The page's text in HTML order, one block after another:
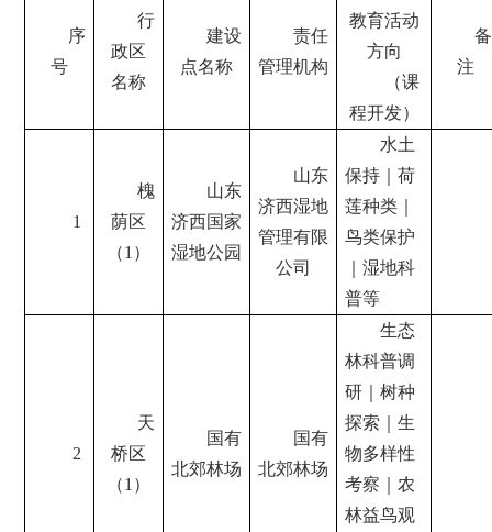
序
号
行
政区
名称
建设
点名称
责任
管理机构
教育活动
方向
（课
程开发）
备
注
1
槐
荫区
（1）
山东
济西国家
湿地公园
山东
济西湿地
管理有限
公司
水土
保持｜荷
莲种类｜
鸟类保护
｜湿地科
普等
2
天
桥区
（1）
国有
北郊林场
国有
北郊林场
生态
林科普调
研｜树种
探索｜生
物多样性
考察｜农
林益鸟观